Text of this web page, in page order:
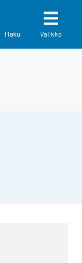
Haku Valikko